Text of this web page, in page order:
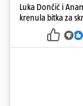
Luka Dončić i
krenula bitka za